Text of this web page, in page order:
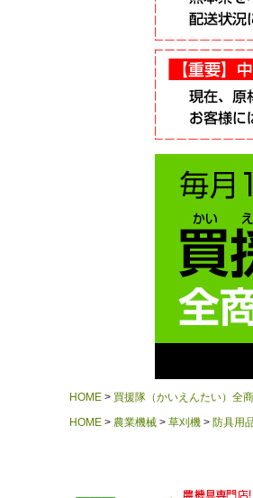
HOME 買援隊（かいえんたい）全
HOME
農業機械 草刈機 防具用